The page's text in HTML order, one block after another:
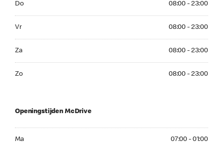
Do 08:00 - 23:00
Vr 08:00 - 23:00
Za 08:00 - 23:00
Zo 08:00 - 23:00
Openingstijden McDrive
Ma 07:00 - 01:00